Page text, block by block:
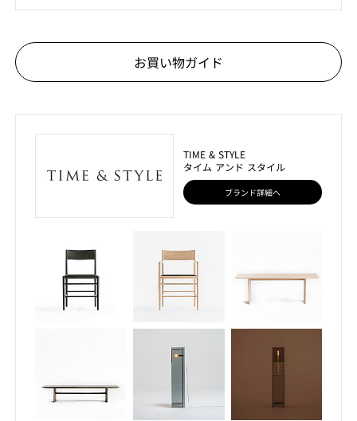
お買い物ガイド
TIME & STYLE
タイム アンド スタイル
ブランド詳細へ